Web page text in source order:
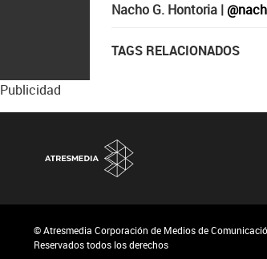
Nacho G. Hontoria |
TAGS RELACIONADOS
Publicidad
© Atresmedia Corporación de Medios de
Reservados todos los derechos